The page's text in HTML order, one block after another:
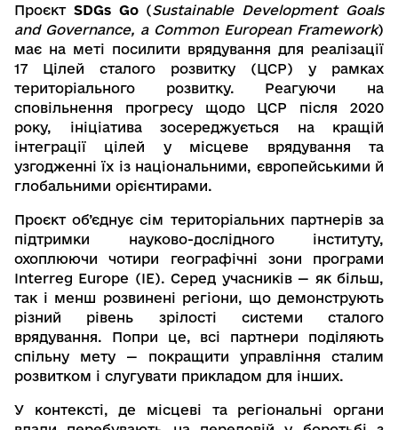
Проєкт SDGs Go (Sustainable Development Goals
and Governance, a Common European Framework)
має на меті посилити врядування для реалізації
17 Цілей сталого розвитку (ЦСР) у рамках
територіального розвитку. Реагуючи на
сповільнення прогресу щодо ЦСР після 2020
року, ініціатива зосереджується на кращій
інтеграції цілей у місцеве врядування та
узгодженні їх із національними, європейськими й
глобальними орієнтирами.
Проєкт об’єднує сім територіальних партнерів за
підтримки науково-дослідного інституту,
охоплюючи чотири географічні зони програми
Interreg Europe (IE). Серед учасників — як більш,
так і менш розвинені регіони, що демонструють
різний рівень зрілості системи сталого
врядування. Попри це, всі партнери поділяють
спільну мету — покращити управління сталим
розвитком і слугувати прикладом для інших.
У контексті, де місцеві та регіональні органи